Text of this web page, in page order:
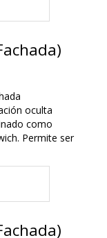
oculta
como
Permite ser